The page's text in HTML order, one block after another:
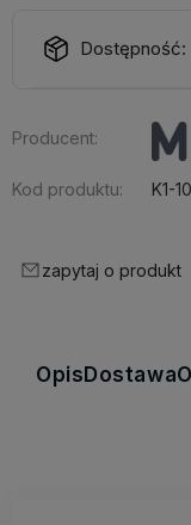
Dostępność:
Producent:
Kod produktu: K1-
zapytaj o produkt
OpisDostawa